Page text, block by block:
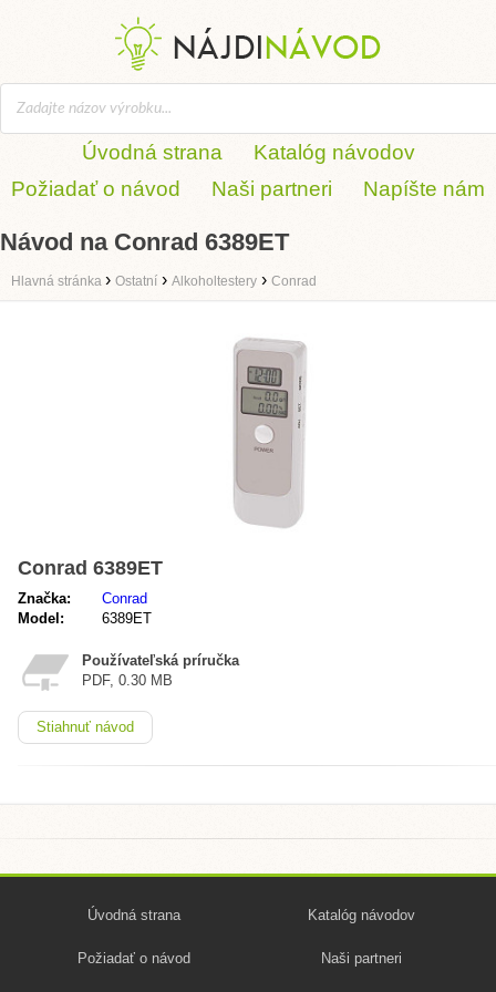
Úvodná strana
Katalóg návodov
Požiadať o návod
Naši partneri Napíšte nám
Návod na Conrad 6389ET
Hlavná stránka › Ostatní › Alkoholtestery › Conrad
Conrad 6389ET
Značka:
Conrad
Model:
6389ET
Používateľská príručka
PDF, 0.30 MB
Stiahnuť návod
Úvodná strana Katalóg návodov
Požiadať o návod Naši partneri